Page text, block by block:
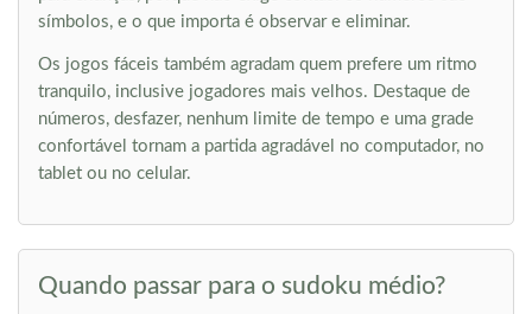
símbolos, e o que importa é observar e eliminar.
Os jogos fáceis também agradam quem prefere um ritmo
tranquilo, inclusive jogadores mais velhos. Destaque de
números, desfazer, nenhum limite de tempo e uma grade
confortável tornam a partida agradável no computador, no
tablet ou no celular.
Quando passar para o sudoku médio?